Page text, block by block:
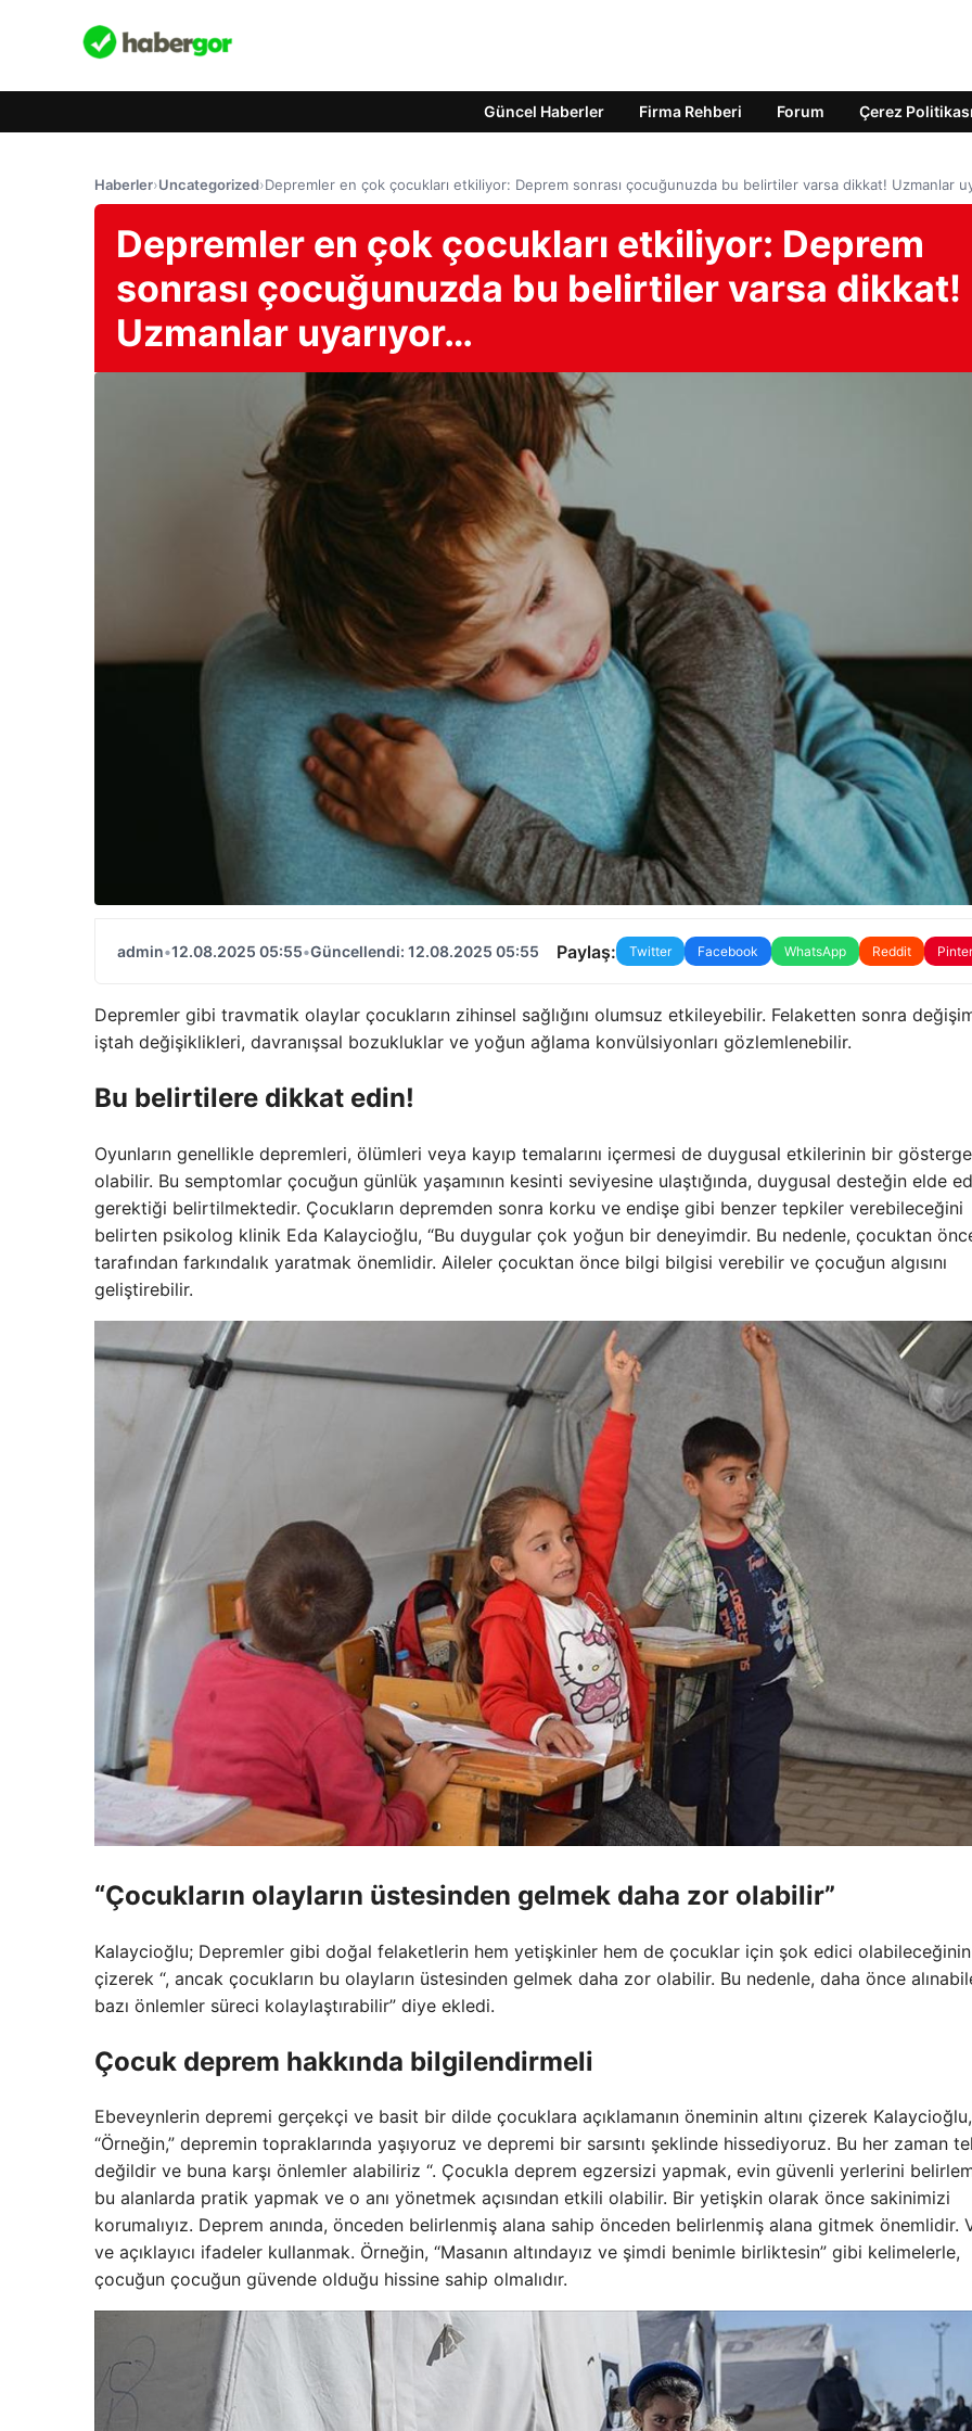
Güncel Haberler Firma Rehberi Forum Çerez Politikası
Haberler›Uncategorized›Depremler en çok çocukları etkiliyor: Deprem sonrası çocuğunuzda bu belirtiler varsa dikkat! Uzmanlar
Depremler en çok çocukları etkiliyor: Deprem
sonrası çocuğunuzda bu belirtiler varsa dikkat!
Uzmanlar uyarıyor…
admin•12.08.2025 05:55•Güncellendi: 12.08.2025 05:55 Paylaş: Twitter Facebook WhatsApp Reddit
Depremler gibi travmatik olaylar çocukların zihinsel sağlığını olumsuz etkileyebilir. Felaketten sonra
iştah değişiklikleri, davranışsal bozukluklar ve yoğun ağlama konvülsiyonları gözlemlenebilir.
Bu belirtilere dikkat edin!
Oyunların genellikle depremleri, ölümleri veya kayıp temalarını içermesi de duygusal etkilerinin bir
olabilir. Bu semptomlar çocuğun günlük yaşamının kesinti seviyesine ulaştığında, duygusal desteğin elde
gerektiği belirtilmektedir. Çocukların depremden sonra korku ve endişe gibi benzer tepkiler verebileceğini
belirten psikolog klinik Eda Kalaycioğlu, “Bu duygular çok yoğun bir deneyimdir. Bu nedenle, çocuktan
tarafından farkındalık yaratmak önemlidir. Aileler çocuktan önce bilgi bilgisi verebilir ve çocuğun algısını
geliştirebilir.
“Çocukların olayların üstesinden gelmek daha zor olabilir”
Kalaycioğlu; Depremler gibi doğal felaketlerin hem yetişkinler hem de çocuklar için şok edici olabileceğinin
çizerek “, ancak çocukların bu olayların üstesinden gelmek daha zor olabilir. Bu nedenle, daha önce
bazı önlemler süreci kolaylaştırabilir” diye ekledi.
Çocuk deprem hakkında bilgilendirmeli
Ebeveynlerin depremi gerçekçi ve basit bir dilde çocuklara açıklamanın öneminin altını çizerek Kalaycioğlu,
“Örneğin,” depremin topraklarında yaşıyoruz ve depremi bir sarsıntı şeklinde hissediyoruz. Bu her zaman
değildir ve buna karşı önlemler alabiliriz “. Çocukla deprem egzersizi yapmak, evin güvenli yerlerini
bu alanlarda pratik yapmak ve o anı yönetmek açısından etkili olabilir. Bir yetişkin olarak önce sakinimizi
korumalıyız. Deprem anında, önceden belirlenmiş alana sahip önceden belirlenmiş alana gitmek önemlidir.
ve açıklayıcı ifadeler kullanmak. Örneğin, “Masanın altındayız ve şimdi benimle birliktesin” gibi kelimelerle,
çocuğun çocuğun güvende olduğu hissine sahip olmalıdır.